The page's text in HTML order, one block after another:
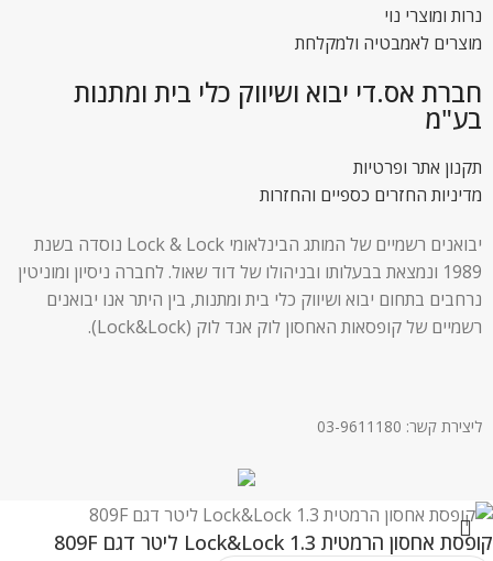
נרות ומוצרי נוי
מוצרים לאמבטיה ולמקלחת
חברת אס.די יבוא ושיווק כלי בית ומתנות
בע"מ
תקנון אתר ופרטיות
מדיניות החזרים כספיים והחזרות
יבואנים רשמיים של המותג הבינלאומי Lock & Lock נוסדה בשנת
1989 ונמצאת בבעלותו ובניהולו של דוד שאול. לחברה ניסיון ומוניטין
נרחבים בתחום יבוא ושיווק כלי בית ומתנות, בין היתר אנו יבואנים
רשמיים של קופסאות האחסון לוק אנד לוק (Lock&Lock).
ליצירת קשר: 03-9611180
קופסת אחסון הרמטית Lock&Lock 1.3 ליטר דגם 809F